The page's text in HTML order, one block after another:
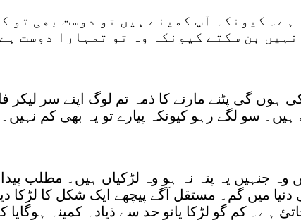
کیونکہ آپ کمینے ہیں تو دوست بھی تو
بن سکتے کیونکہ وہ تو تمہارا دوست
گی پٹنے مارنے کا ذمہ تم لوگ اپنے سر لیکر
سو لگے رہو کیونکہ پیارے تو یہ بھی کم نہیں۔
جنہیں یہ پتہ نہ ہو وہ لڑکیاں ہیں۔ مطلب
میں گم۔ مستقل آگے پیچھے ایک شکل کا لڑکا
کم گو لڑکا یاتو حد سے ذیادہ کمینہ ہوگایا